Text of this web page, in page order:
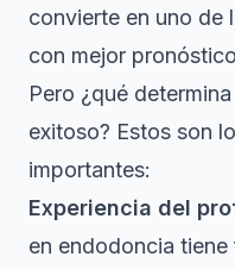
convierte en uno de
con mejor
Pero ¿qué
exitoso? Estos son
importantes:
Experiencia del
en endodoncia